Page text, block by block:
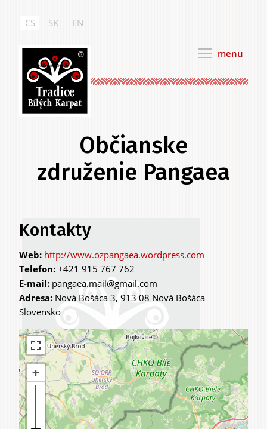
obsahu
Tradice Bílých Karpat
menu
CS SK EN
Občianske
združenie Pangaea
Hlavní
záložky
.
Kontakty
http://www.ozpangaea.wordpress.com
Telefon: +421 915 767 762
E-mail: pangaea.mail@gmail.com
Adresa: Nová Bošáca 3, 913 08 Nová Bošáca
Slovensko